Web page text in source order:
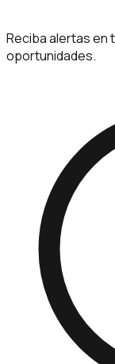
Reciba alertas en
oportunidades.